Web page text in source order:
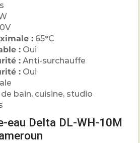
: 65°C
: Oui
: Anti-surchauffe
: Oui
de bain, cuisine, studio
eau Delta DL-WH-10M